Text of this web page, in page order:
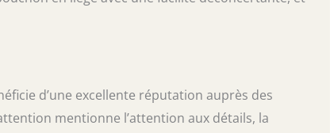
d’une excellente réputation auprès des
mentionne l’attention aux détails, la